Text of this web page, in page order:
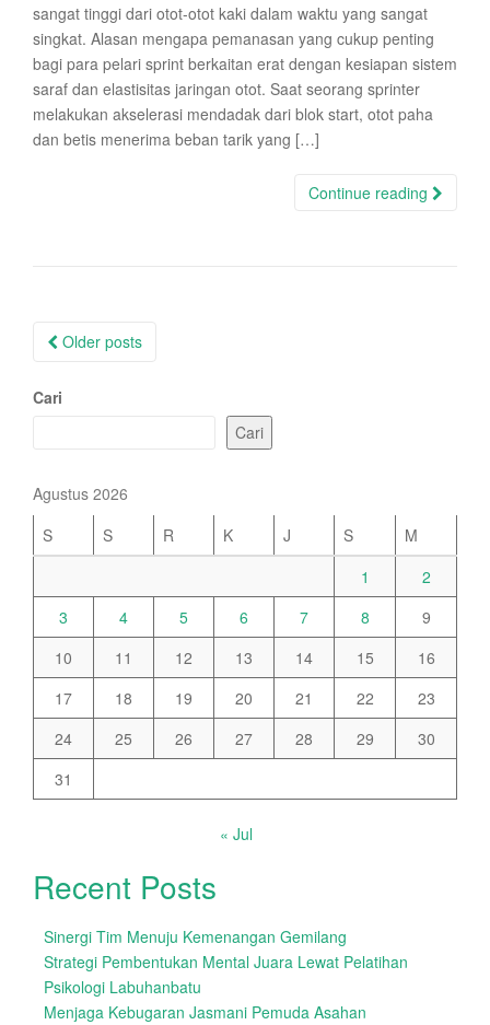
sangat tinggi dari otot-otot kaki dalam waktu yang sangat
singkat. Alasan mengapa pemanasan yang cukup penting
bagi para pelari sprint berkaitan erat dengan kesiapan sistem
saraf dan elastisitas jaringan otot. Saat seorang sprinter
melakukan akselerasi mendadak dari blok start, otot paha
dan betis menerima beban tarik yang […]
Continue reading
Posts
Older posts
Cari
Cari
Agustus 2026
S
S R K J S
M
1
2
3
4 5 6 7 8
9
10
11 12 13 14 15
16
17
18 19 20 21 22
23
24
25 26 27 28 29
30
31
« Jul
Recent Posts
Sinergi Tim Menuju Kemenangan Gemilang
Strategi Pembentukan Mental Juara Lewat Pelatihan
Psikologi Labuhanbatu
Menjaga Kebugaran Jasmani Pemuda Asahan